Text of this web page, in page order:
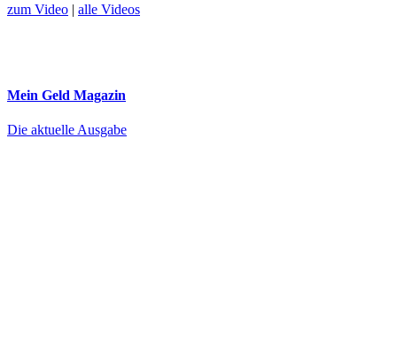
zum Video | alle Videos
Mein Geld Magazin
Die aktuelle Ausgabe